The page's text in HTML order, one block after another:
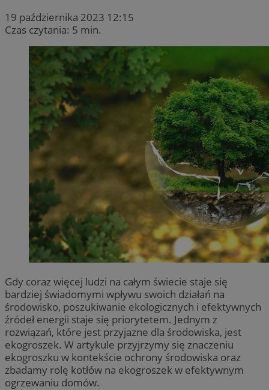
19 października 2023 12:15
Czas czytania: 5 min.
Gdy coraz więcej ludzi na całym świecie staje się
bardziej świadomymi wpływu swoich działań na
środowisko, poszukiwanie ekologicznych i efektywnych
źródeł energii staje się priorytetem. Jednym z
rozwiązań, które jest przyjazne dla środowiska, jest
ekogroszek. W artykule przyjrzymy się znaczeniu
ekogroszku w kontekście ochrony środowiska oraz
zbadamy rolę kotłów na ekogroszek w efektywnym
ogrzewaniu domów.